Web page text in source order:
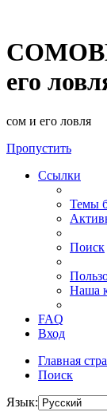
его
сом и его ловля
Пропустить
Ссылки
Темы
Поиск
Наша
FAQ
Вход
Главная
Поиск
Язык: